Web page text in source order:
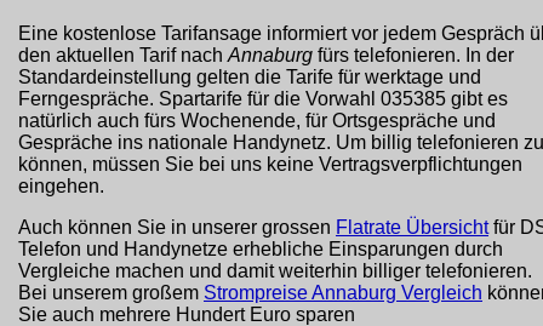
Eine kostenlose Tarifansage informiert vor jedem Gespräch
den aktuellen Tarif nach Annaburg fürs telefonieren. In der
Standardeinstellung gelten die Tarife für werktage und
Ferngespräche. Spartarife für die Vorwahl 035385 gibt es
natürlich auch fürs Wochenende, für Ortsgespräche und
Gespräche ins nationale Handynetz. Um billig telefonieren zu
können, müssen Sie bei uns keine Vertragsverpflichtungen
eingehen.
Auch können Sie in unserer grossen Flatrate Übersichtfür
Telefon und Handynetze erhebliche Einsparungen durch
Vergleiche machen und damit weiterhin billiger telefonieren.
Bei unserem großem Strompreise Annaburg Vergleich
Sie auch mehrere Hundert Euro sparen